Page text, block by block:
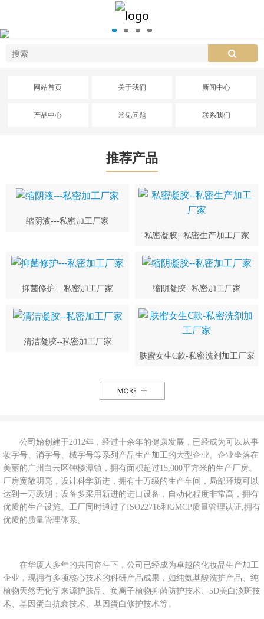
网站首页 关于我们 新闻中心
产品中心 常见问题 联系我们
推荐产品
缩阴液---私密加工厂家
私密凝胶--私密生产加工厂家
抑菌修护---私密加工厂家 缩阴凝胶--私密加工厂家
清洁凝胶--私密加工厂家
肤蜜女生C款-私密洗剂加工厂家
公司始创建于2012年，经过十余年的健康发展，已经成为可以从事
妆字号、消字号、械字号等系列产品生产加工的大型企业。企业坐落在
美丽的广州白云区钟楼潭镇，拥有面积超过15,000平方米的生产厂房。
厂房宽敞明亮，设计科学新进，拥有十万级的生产车间，局部环境可以
达到一万级别；设备多采用新进的进口设备，自动化程度非常高，拥有
优质的生产设施。工厂同时通过了ISO22716和GMCP质量管理认证,拥有
优质的质量管理体系。
在华厦人多年的共同奋斗下，公司已经成为卓越的化妆品生产加工
企业，现拥有多项核心技术的科研产品成果，如纯氨基酸洗护产品、纯
植物天然无化学来源护肤品、负离子植物抑菌防护技术、5D美白淡斑技
术、基因蛋白抗衰技术、基因蛋白修护技术等。